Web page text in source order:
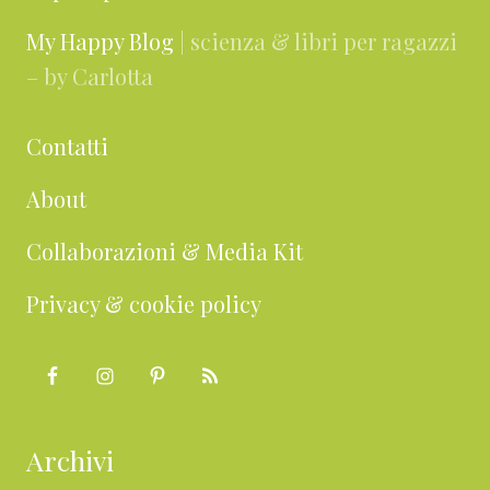
My Happy Blog | scienza & libri per ragazzi
– by Carlotta
Contatti
About
Collaborazioni & Media Kit
Privacy & cookie policy
Archivi